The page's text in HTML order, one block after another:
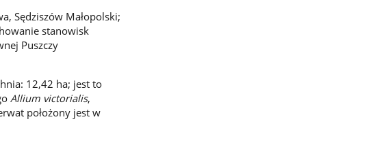
Sędziszów Małopolski;
stanowisk
Puszczy
12,42 ha; jest to
Allium victorialis,
położony jest w